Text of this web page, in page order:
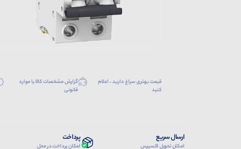
قیمت بهتری سراغ دارید ، اعلام
کنید
گزارش مشخصات کالا یا موارد
قانونی
ارسال سریع
امکان تحویل اکسپرس
پرداخت
امکان پرداخت در محل